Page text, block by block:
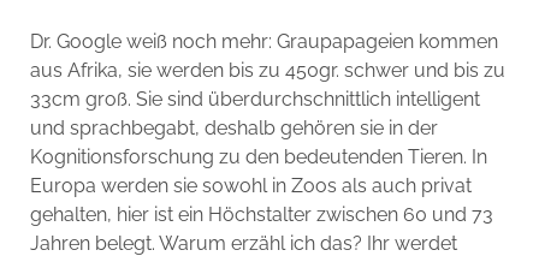
Dr. Google weiß noch mehr: Graupapageien kommen
aus Afrika, sie werden bis zu 450gr. schwer und bis zu
33cm groß. Sie sind überdurchschnittlich intelligent
und sprachbegabt, deshalb gehören sie in der
Kognitionsforschung zu den bedeutenden Tieren. In
Europa werden sie sowohl in Zoos als auch privat
gehalten, hier ist ein Höchstalter zwischen 60 und 73
Jahren belegt. Warum erzähl ich das? Ihr werdet